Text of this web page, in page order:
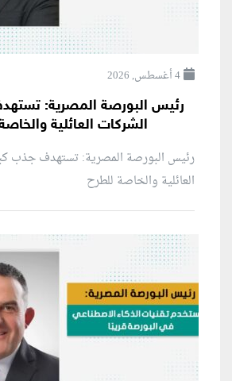
4 أغسطس, 2026
رئيس البورصة المصرية:
الشركات العائلية
رئيس البورصة المصرية: تستهدف جذب
العائلية والخاصة للطرح